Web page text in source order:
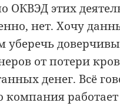
ОКВЭД этих
нет. Хочу
уберечь
от потери
денег. Всё
компания